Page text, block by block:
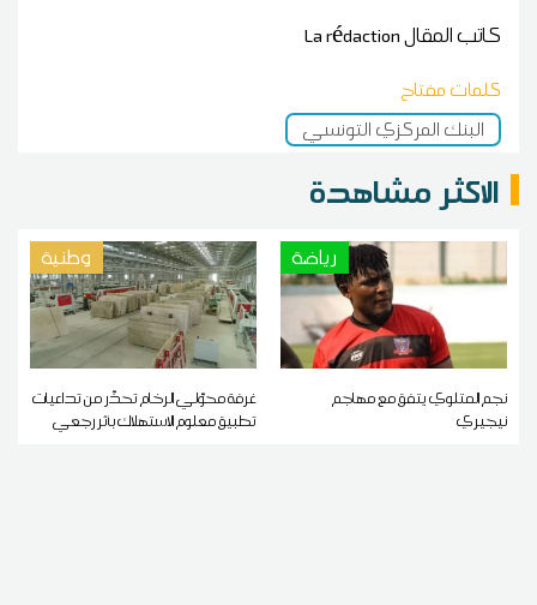
كاتب المقالLa rédaction
كلمات مفتاح
البنك المركزي التونسي
الاكثر مشاهدة
رياضة
نجم المتلوي يتفق مع مهاجم
نيجيري
وطنية
غرفة محوّلي الرخام تحذّر من تداعيات
تطبيق معلوم الاستهلاك بأثر رجعي